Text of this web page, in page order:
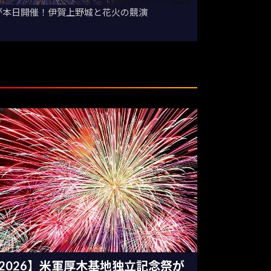
日開催！伊賀上野城と花火の競演
】米軍厚木基地独立記念祭が